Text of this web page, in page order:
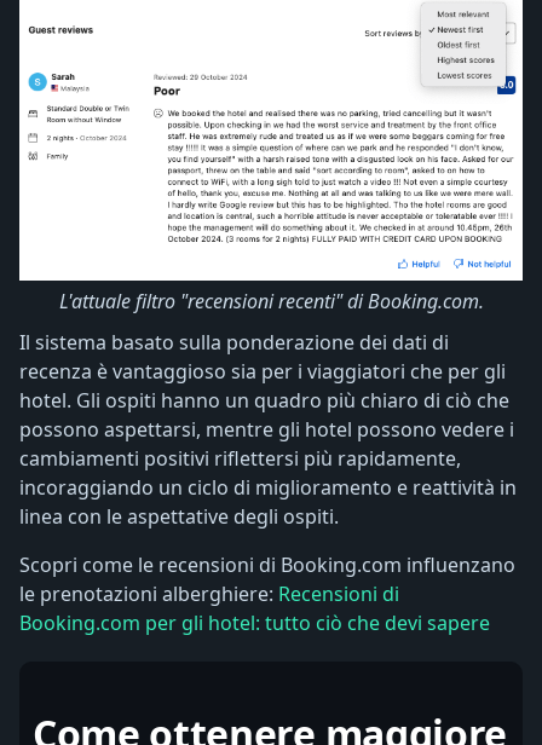
L'attuale filtro "recensioni recenti" di Booking.com.
Il sistema basato sulla ponderazione dei dati di
recenza è vantaggioso sia per i viaggiatori che per gli
hotel. Gli ospiti hanno un quadro più chiaro di ciò che
possono aspettarsi, mentre gli hotel possono vedere i
cambiamenti positivi riflettersi più rapidamente,
incoraggiando un ciclo di miglioramento e reattività in
linea con le aspettative degli ospiti.
Scopri come le recensioni di Booking.com influenzano
le prenotazioni alberghiere: Recensioni di
Booking.com per gli hotel: tutto ciò che devi sapere
Come ottenere maggiore